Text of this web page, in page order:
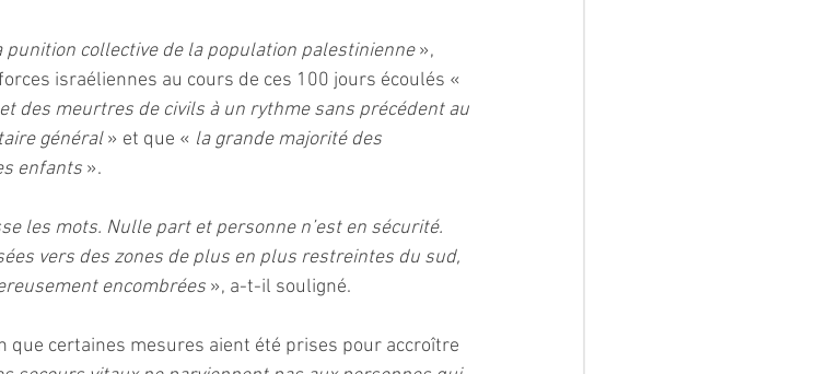
collective de la population palestinienne »,
israéliennes au cours de ces 100 jours écoulés «
des meurtres de civils à un rythme sans précédent au
général » et que « la grande majorité des
enfants ».
les mots. Nulle part et personne n’est en sécurité.
vers des zones de plus en plus restreintes du sud,
encombrées », a-t-il souligné.
que certaines mesures aient été prises pour accroître